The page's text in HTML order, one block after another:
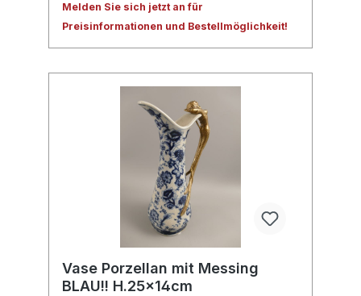
Melden Sie sich jetzt an für
Preisinformationen und Bestellmöglichkeit!
Vase Porzellan mit Messing
BLAU!! H.25x14cm